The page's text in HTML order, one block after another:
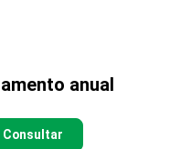
anual
Consultar